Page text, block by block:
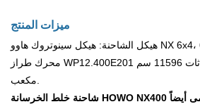
ميزات المنتج
محرك طراز WP12.400E201 بقوة 400 حصان وانبعاثات 11596 سم
شاحنة خلط الخرسانة HOWO NX400 سعة 12 متر مكعب، وتسمى أيضاً